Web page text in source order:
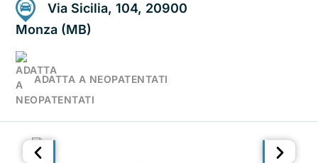
Via Sicilia, 104, 20900
Monza (MB)
ADATTA A NEOPATENTATI